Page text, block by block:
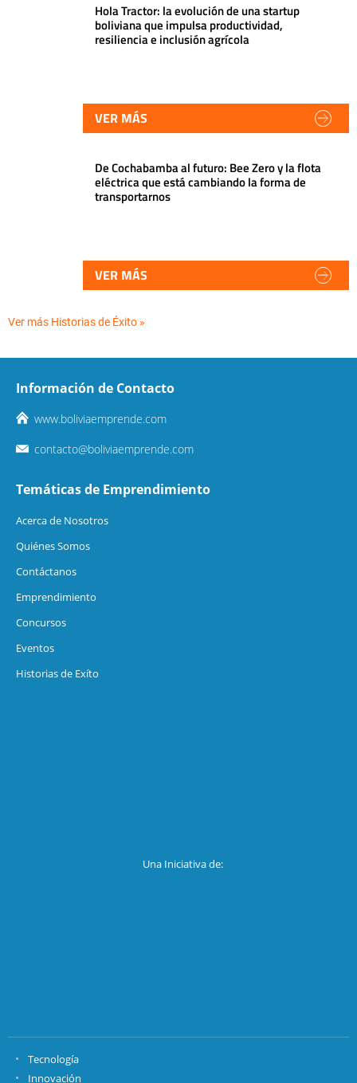
Hola Tractor: la evolución de una startup
boliviana que impulsa productividad,
resiliencia e inclusión agrícola
VER MÁS
De Cochabamba al futuro: Bee Zero y la flota
eléctrica que está cambiando la forma de
transportarnos
VER MÁS
Ver más Historias de Éxito »
Información de Contacto
www.boliviaemprende.com
contacto@boliviaemprende.com
Temáticas de Emprendimiento
Acerca de Nosotros
Quiénes Somos
Contáctanos
Emprendimiento
Concursos
Eventos
Historias de Exíto
Una Iniciativa de:
Tecnología
Innovación